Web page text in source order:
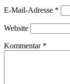
E-Mail-Adresse *
Website
Kommentar *